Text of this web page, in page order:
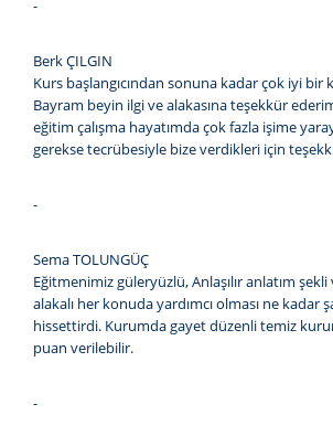
-
Berk ÇILGIN
Kurs başlangıcından sonuna kadar çok iyi bir
Bayram beyin ilgi ve alakasına teşekkür
eğitim çalışma hayatımda çok fazla işime
gerekse tecrübesiyle bize verdikleri için
-
Sema TOLUNGÜÇ
Eğitmenimiz güleryüzlü, Anlaşılır anlatım şekli
alakalı her konuda yardımcı olması ne kadar
hissettirdi. Kurumda gayet düzenli temiz
puan verilebilir.
-